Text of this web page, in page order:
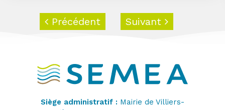
Précédent Suivant
Siège administratif : Mairie de Villiers-